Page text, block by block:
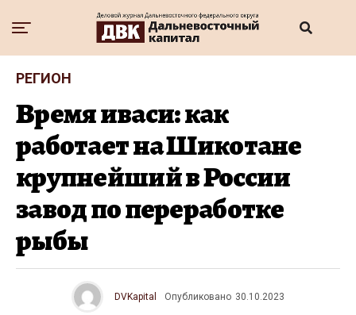
РЕГИОН
Время иваси: как
работает на Шикотане
крупнейший в России
завод по переработке
рыбы
DVKapital Опубликовано 30.10.2023